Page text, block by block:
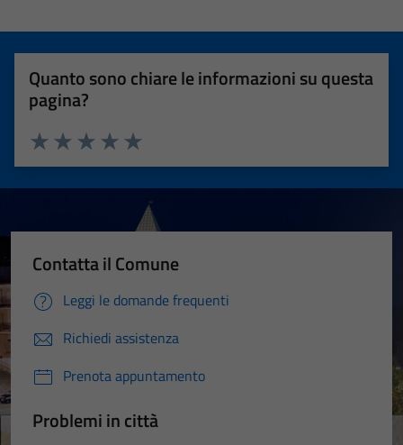
Quanto sono chiare le informazioni su questa
pagina?
Valuta 5 stelle su 5
Valuta 4 stelle su 5
Valuta 3 stelle su 5
Valuta 2 stelle su 5
Valuta 1 stelle su 5
Contatta il Comune
Leggi le domande frequenti
Richiedi assistenza
Prenota appuntamento
Problemi in città